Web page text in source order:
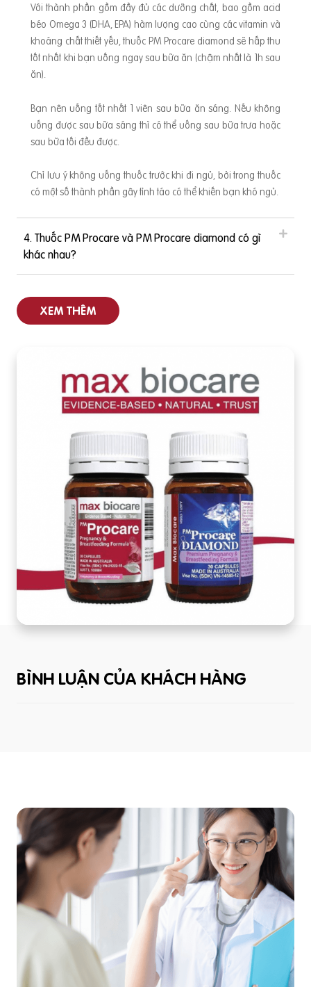
Với thành phần gồm đầy đủ các dưỡng chất, bao gồm acid
béo Omega 3 (DHA, EPA) hàm lượng cao cùng các vitamin và
khoáng chất thiết yếu, thuốc PM Procare diamond sẽ hấp thu
tốt nhất khi bạn uống ngay sau bữa ăn (chậm nhất là 1h sau
ăn).
Bạn nên uống tốt nhất 1 viên sau bữa ăn sáng. Nếu không
uống được sau bữa sáng thì có thể uống sau bữa trưa hoặc
sau bữa tối đều được.
Chỉ lưu ý không uống thuốc trước khi đi ngủ, bởi trong thuốc
có một số thành phần gây tỉnh táo có thể khiến bạn khó ngủ.
4. Thuốc PM Procare và PM Procare diamond có gì
khác nhau?
XEM THÊM
BÌNH LUẬN CỦA KHÁCH HÀNG